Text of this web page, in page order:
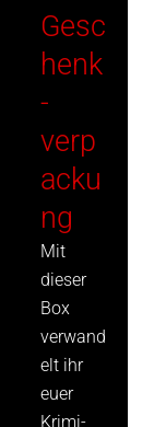
Gesc
henk
-
verp
acku
ng
Mit
dieser
Box
verwand
elt ihr
euer
Krimi-